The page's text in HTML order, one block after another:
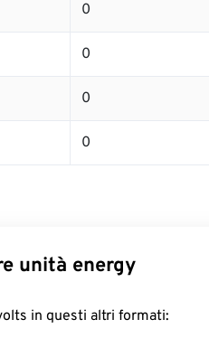
0
0
0
0
unità energy
in questi altri formati: